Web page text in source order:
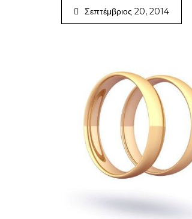
Σεπτέμβριος 20, 2014